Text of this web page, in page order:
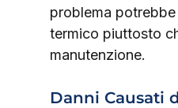
problema
termico piuttosto
manutenzione.
Danni Causati